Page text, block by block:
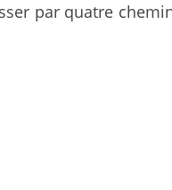
par quatre